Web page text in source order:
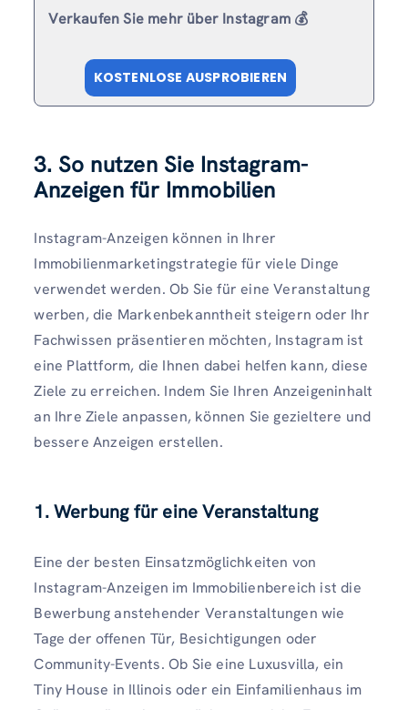
Verkaufen Sie mehr über Instagram 💰
KOSTENLOSE AUSPROBIEREN
3. So nutzen Sie Instagram-
Anzeigen für Immobilien
Instagram-Anzeigen können in Ihrer
Immobilienmarketingstrategie für viele Dinge
verwendet werden. Ob Sie für eine Veranstaltung
werben, die Markenbekanntheit steigern oder Ihr
Fachwissen präsentieren möchten, Instagram ist
eine Plattform, die Ihnen dabei helfen kann, diese
Ziele zu erreichen. Indem Sie Ihren Anzeigeninhalt
an Ihre Ziele anpassen, können Sie gezieltere und
bessere Anzeigen erstellen.
1. Werbung für eine Veranstaltung
Eine der besten Einsatzmöglichkeiten von
Instagram-Anzeigen im Immobilienbereich ist die
Bewerbung anstehender Veranstaltungen wie
Tage der offenen Tür, Besichtigungen oder
Community-Events. Ob Sie eine Luxusvilla, ein
Tiny House in Illinois oder ein Einfamilienhaus im